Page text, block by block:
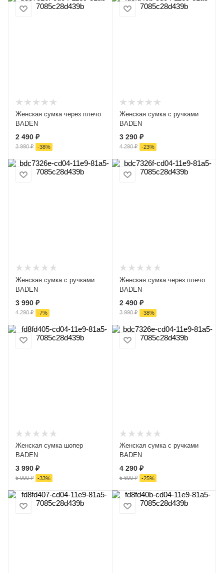
Женская сумка через плечо
BADEN
2 490 ₽
3 990 ₽ -38%
Женская сумка с ручками
BADEN
3 290 ₽
4 290 ₽ -23%
Женская сумка с ручками
BADEN
3 990 ₽
4 290 ₽ -7%
Женская сумка через плечо
BADEN
2 490 ₽
3 990 ₽ -38%
Женская сумка шопер
BADEN
3 990 ₽
5 990 ₽ -33%
Женская сумка с ручками
BADEN
4 290 ₽
5 690 ₽ -25%